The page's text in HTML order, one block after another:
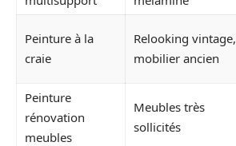
Peinture à la
craie
Relooking vintage,
mobilier ancien
Peinture
rénovation
meubles
Meubles très
sollicités